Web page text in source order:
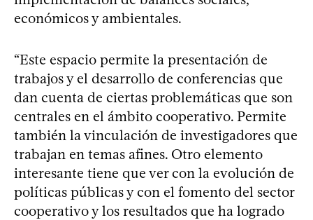
económicos y ambientales.
“Este espacio permite la presentación de
trabajos y el desarrollo de conferencias que
dan cuenta de ciertas problemáticas que son
centrales en el ámbito cooperativo. Permite
también la vinculación de investigadores que
trabajan en temas afines. Otro elemento
interesante tiene que ver con la evolución de
políticas públicas y con el fomento del sector
cooperativo y los resultados que ha logrado